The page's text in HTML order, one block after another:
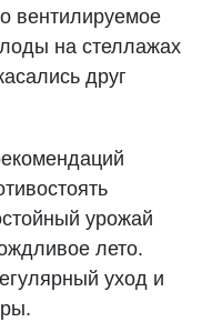
вентилируемое
на стеллажах
друг
урожай
лето.
уход и